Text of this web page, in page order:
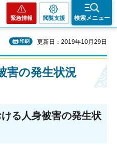
緊急情報 閲覧支援 検索メニュー
印刷 更新日：2019年10月29日
害の発生状況
る人身被害の発生状